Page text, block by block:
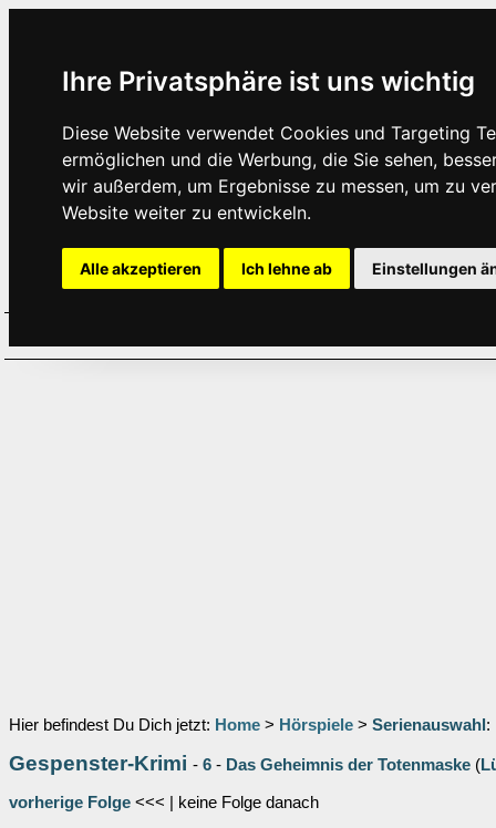
Ihre Privatsphäre ist uns wichtig
Diese Website verwendet Cookies und Targeting
ermöglichen und die Werbung, die Sie sehen,
wir außerdem, um Ergebnisse zu messen, um zu
Website weiter zu entwickeln.
Alle akzeptieren Ich lehne ab Einstellungen
Hier befindest Du Dich jetzt: Home > Hörspiele > Serienauswahl :
Gespenster-Krimi - 6 - Das Geheimnis der Totenmaske (
vorherige Folge <<< | keine Folge danach